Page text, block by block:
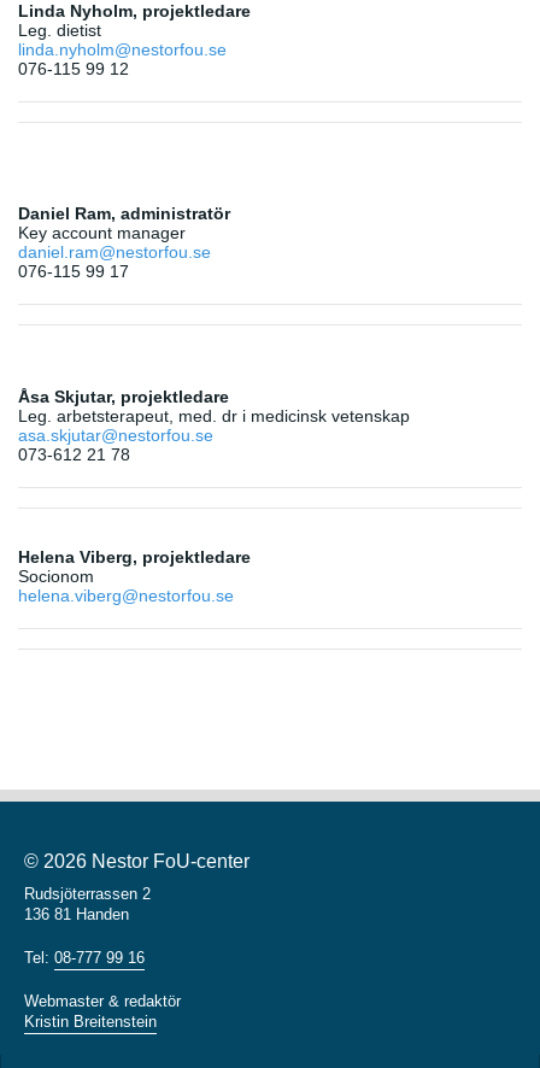
Linda Nyholm, projektledare
Leg. dietist
linda.nyholm@nestorfou.se
076-115 99 12
Daniel Ram, administratör
Key account manager
daniel.ram@nestorfou.se
076-115 99 17
Åsa Skjutar, projektledare
Leg. arbetsterapeut, med. dr i medicinsk vetenskap
asa.skjutar@nestorfou.se
073-612 21 78
Helena Viberg, projektledare
Socionom
helena.viberg@nestorfou.se
© 2026 Nestor FoU-center
Rudsjöterrassen 2
136 81 Handen
Tel: 08-777 99 16
Webmaster & redaktör
Kristin Breitenstein